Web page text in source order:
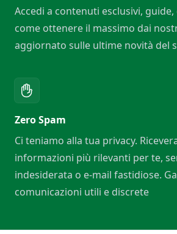
Accedi a contenuti esclusivi, guide,
come ottenere il massimo dai
aggiornato sulle ultime novità del
Zero Spam
Ci teniamo alla tua privacy.
informazioni più rilevanti per te,
indesiderata o e-mail fastidiose.
comunicazioni utili e discrete